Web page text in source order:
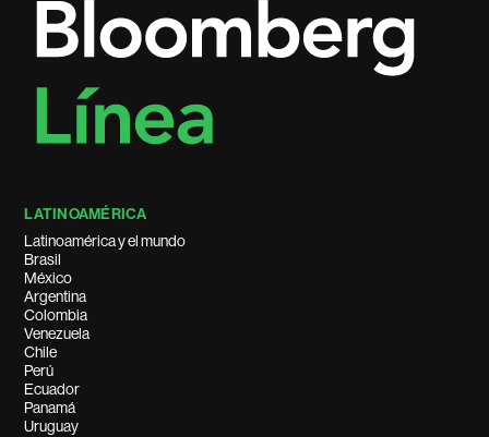
LATINOAMÉRICA
Latinoamérica y el mundo
Brasil
México
Argentina
Colombia
Venezuela
Chile
Perú
Ecuador
Panamá
Uruguay